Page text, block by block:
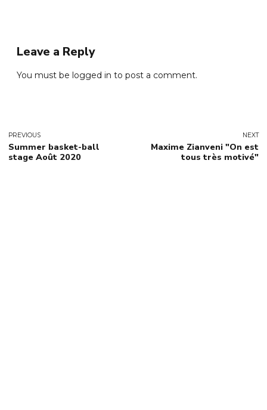
Leave a Reply
You must be logged in to post a comment.
PREVIOUS
Summer basket-ball
stage Août 2020
NEXT
Maxime Zianveni "On est
tous très motivé"